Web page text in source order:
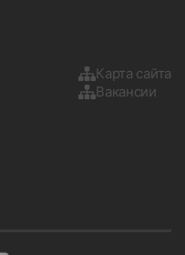
Карта сайта
Вакансии